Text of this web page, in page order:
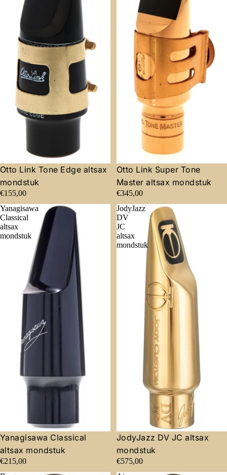
Otto Link Tone Edge altsax
mondstuk
€155,00
Otto Link Super Tone
Master altsax mondstuk
€345,00
Yanagisawa
Classical
altsax
mondstuk
Yanagisawa Classical
altsax mondstuk
€215,00
JodyJazz
DV
JC
altsax
mondstuk
JodyJazz DV JC altsax
mondstuk
€575,00